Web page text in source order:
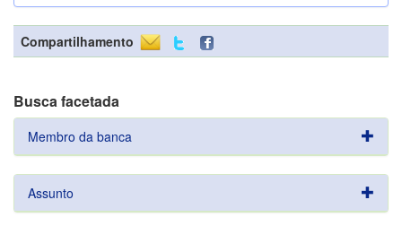
Compartilhamento
Busca facetada
Membro da banca
Assunto